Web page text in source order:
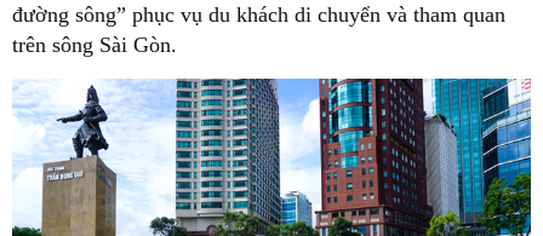
đường sông” phục vụ du khách di chuyển và tham quan
trên sông Sài Gòn.